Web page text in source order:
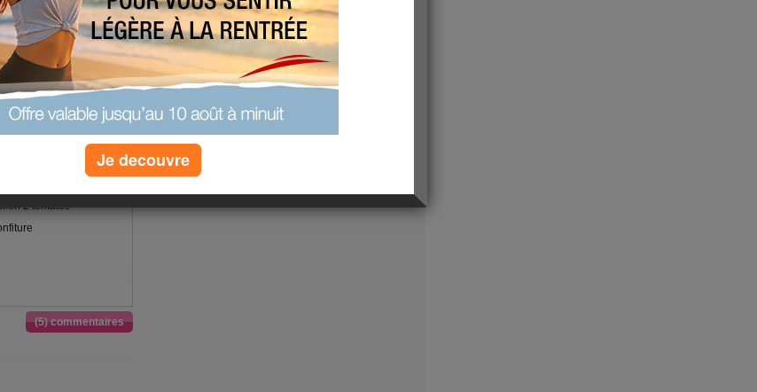
plus c'est
une quinzaine de jours
de soleil dans la
été géniale.,mais j'en ai
donc pas été
aller broder!!!!et ça va
2 tomates
(5) commentaires
Je decouvre